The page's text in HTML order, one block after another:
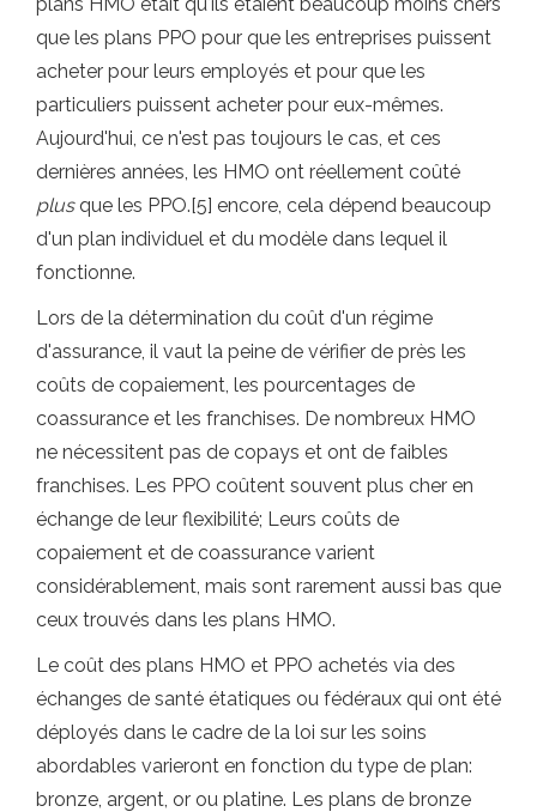
que les plans PPO pour que les entreprises puissent
acheter pour leurs employés et pour que les
particuliers puissent acheter pour eux-mêmes.
Aujourd'hui, ce n'est pas toujours le cas, et ces
dernières années, les HMO ont réellement coûté
plusque les PPO.[5] encore, cela dépend beaucoup
d'un plan individuel et du modèle dans lequel il
fonctionne.
Lors de la détermination du coût d'un régime
d'assurance, il vaut la peine de vérifier de près les
coûts de copaiement, les pourcentages de
coassurance et les franchises. De nombreux HMO
ne nécessitent pas de copays et ont de faibles
franchises. Les PPO coûtent souvent plus cher en
échange de leur flexibilité; Leurs coûts de
copaiement et de coassurance varient
considérablement, mais sont rarement aussi bas que
ceux trouvés dans les plans HMO.
Le coût des plans HMO et PPO achetés via des
échanges de santé étatiques ou fédéraux qui ont été
déployés dans le cadre de la loi sur les soins
abordables varieront en fonction du type de plan:
bronze, argent, or ou platine. Les plans de bronze